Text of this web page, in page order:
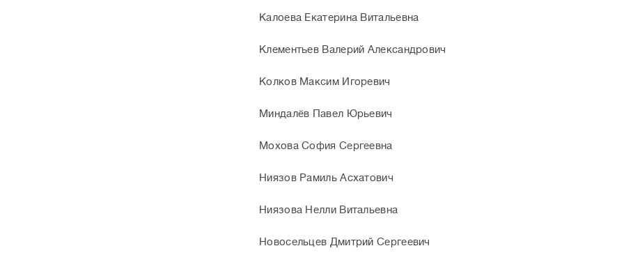
Калоева Екатерина Витальевна
Клементьев Валерий Александрович
Колков Максим Игоревич
Миндалёв Павел Юрьевич
Мохова София Сергеевна
Ниязов Рамиль Асхатович
Ниязова Нелли Витальевна
Новосельцев Дмитрий Сергеевич